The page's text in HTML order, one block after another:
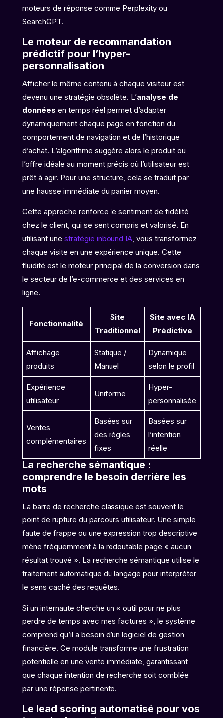
moteurs de réponse comme Perplexity ou
SearchGPT.
Le moteur de recommandation
prédictif pour l’hyper-
personnalisation
Afficher le même contenu à chaque visiteur est
devenu une stratégie obsolète. L’analyse de
données en temps réel permet d’adapter
dynamiquement chaque page en fonction du
comportement de navigation et de l’historique
d’achat. L’algorithme suggère alors le produit ou
l’offre idéale au moment précis où l’utilisateur est
prêt à agir. Pour une structure, cela se traduit par
une hausse immédiate du panier moyen.
Cette approche renforce le sentiment de fidélité
chez le client, qui se sent compris et valorisé. En
utilisant une stratégie inbound IA, vous transformez
chaque visite en une expérience unique. Cette
fluidité est le moteur principal de la conversion dans
le secteur de l’e-commerce et des services en
ligne.
Fonctionnalité
Site
Traditionnel
Site avec IA
Prédictive
Affichage
produits
Statique /
Manuel
Dynamique
selon le profil
Expérience
utilisateur
Uniforme
Hyper-
personnalisée
Ventes
complémentaires
Basées sur
des règles
fixes
Basées sur
l’intention
réelle
La recherche sémantique :
comprendre le besoin derrière les
mots
La barre de recherche classique est souvent le
point de rupture du parcours utilisateur. Une simple
faute de frappe ou une expression trop descriptive
mène fréquemment à la redoutable page « aucun
résultat trouvé ». La recherche sémantique utilise le
traitement automatique du langage pour interpréter
le sens caché des requêtes.
Si un internaute cherche un « outil pour ne plus
perdre de temps avec mes factures », le système
comprend qu’il a besoin d’un logiciel de gestion
financière. Ce module transforme une frustration
potentielle en une vente immédiate, garantissant
que chaque intention de recherche soit comblée
par une réponse pertinente.
Le lead scoring automatisé pour vos